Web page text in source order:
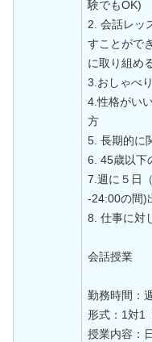
験でもOK)
2. 会話レッ
すことがで
に取り組め
3.おしゃべ
4.性格がい
方
5. 長期的に
6. 45歳以下
7.週に５日
-24:00の間)
8. 仕事に対
会話授業
勤務時間：
形式：1対1
授業内容：